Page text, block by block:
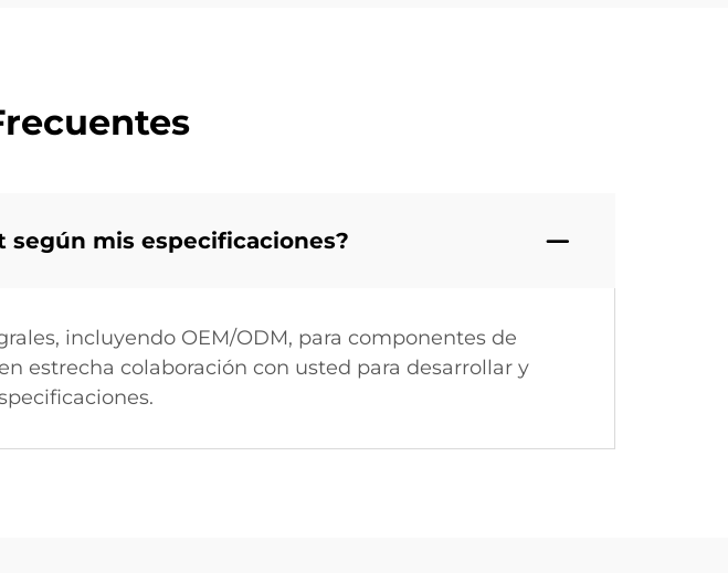
mis especificaciones?
incluyendo OEM/ODM, para componentes de
estrecha colaboración con usted para desarrollar y